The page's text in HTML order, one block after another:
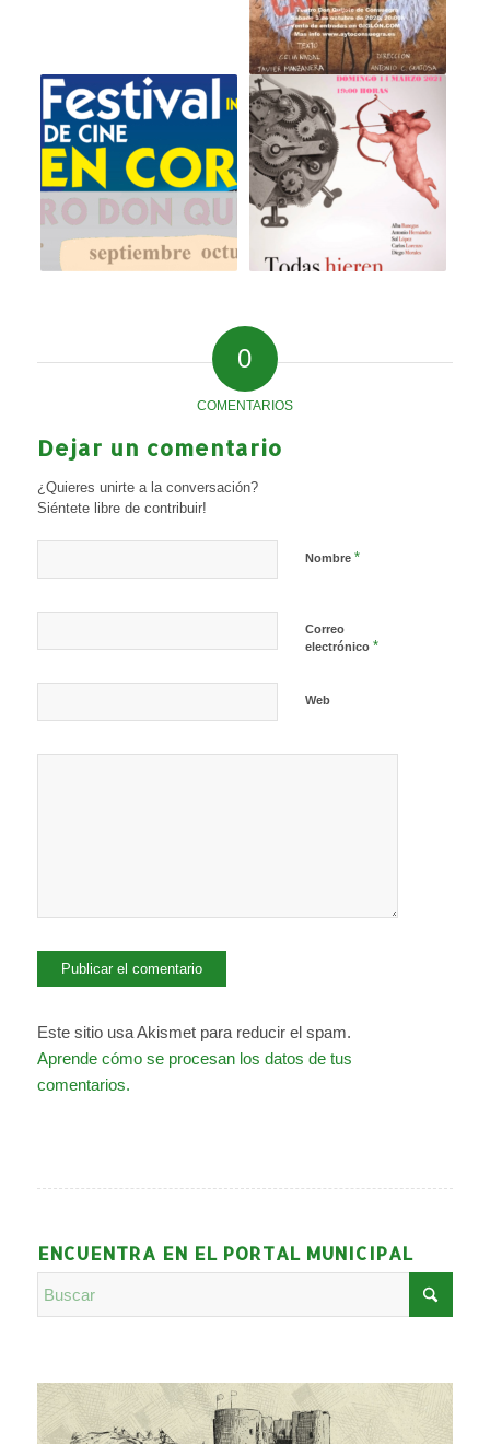
0
COMENTARIOS
Dejar un comentario
¿Quieres unirte a la conversación?
Siéntete libre de contribuir!
Nombre *
Correo
electrónico *
Web
Este sitio usa Akismet para reducir el spam.
Aprende cómo se procesan los datos de tus
comentarios.
ENCUENTRA EN EL PORTAL MUNICIPAL